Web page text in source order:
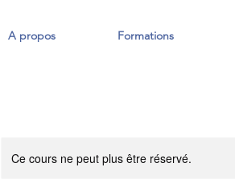
A propos Formations
Ce cours ne peut plus être réservé.